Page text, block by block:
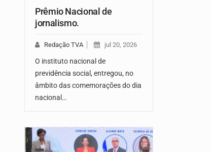
Prêmio Nacional de
jornalismo.
Redação TVA jul 20, 2026
O instituto nacional de
previdência social, entregou, no
âmbito das comemorações do dia
nacional…